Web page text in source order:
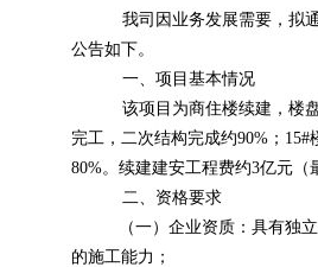
我司因业务发展需要，拟
公告如下。
一、项目基本情况
该项目为商住楼续建，楼
完工，二次结构完成约90% ； 15#
80%。续建建安工程费约3亿元（
二、资格要求
（一）企业资质：具有独
的施工能力；